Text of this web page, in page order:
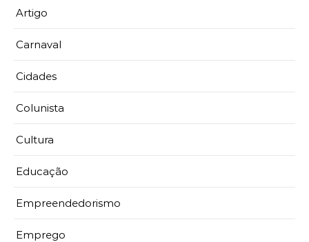
Artigo
Carnaval
Cidades
Colunista
Cultura
Educação
Empreendedorismo
Emprego